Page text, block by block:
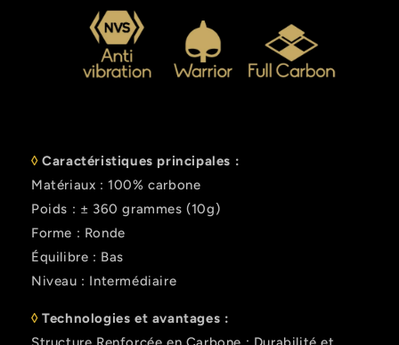
◊Caractéristiques principales :
Matériaux : 100% carbone
Poids : ± 360 grammes (10g)
Forme : Ronde
Équilibre : Bas
Niveau : Intermédiaire
◊Technologies et avantages :